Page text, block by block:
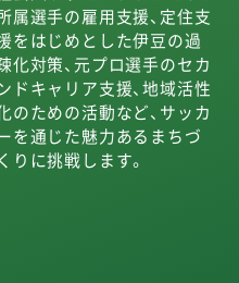
属選手の雇用支援、定住支
をはじめとした伊豆の過
化対策、元プロ選手のセカ
ドキャリア支援、地域活性
のための活動など、サッカ
を通じた魅力あるまちづ
くりに挑戦します。